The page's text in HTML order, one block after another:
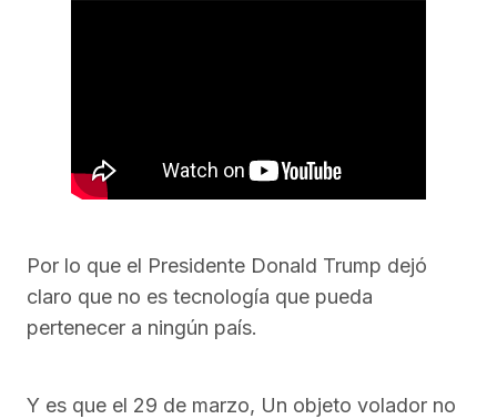
Por lo que el Presidente Donald Trump dejó
claro que no es tecnología que pueda
pertenecer a ningún país.
Y es que el 29 de marzo, Un objeto volador no